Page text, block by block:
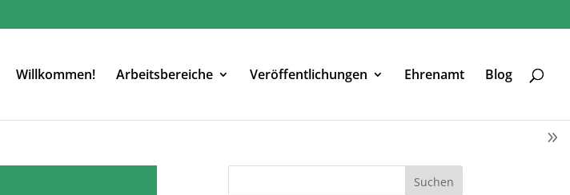
Willkommen! Arbeitsbereiche Veröffentlichungen Ehrenamt Blog